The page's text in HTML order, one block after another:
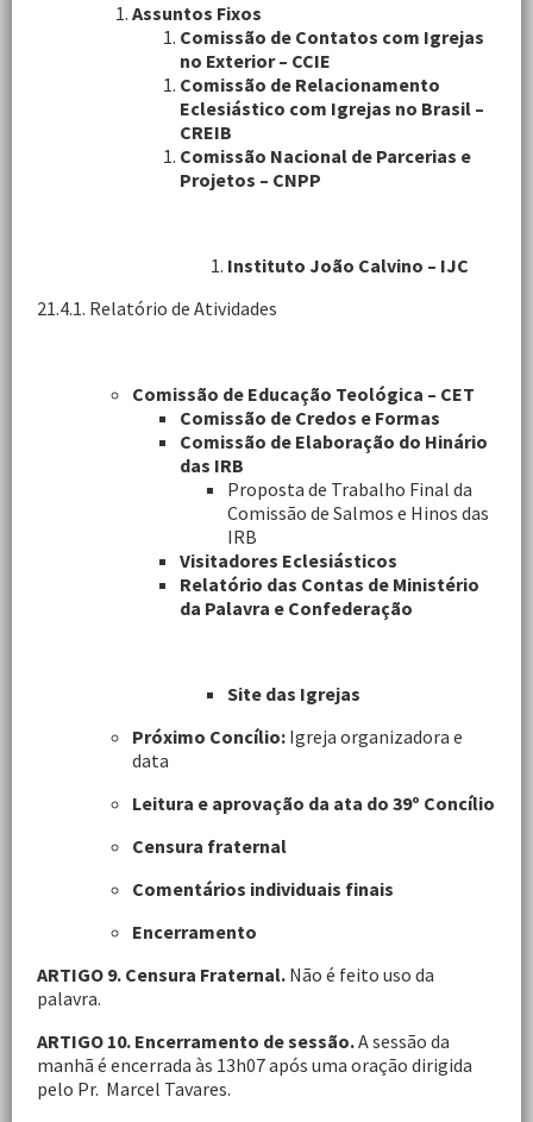
Assuntos Fixos
Comissão de Contatos com Igrejas
no Exterior – CCIE
Comissão de Relacionamento
Eclesiástico com Igrejas no Brasil –
CREIB
Comissão Nacional de Parcerias e
Projetos – CNPP
Instituto João Calvino – IJC
21.4.1. Relatório de Atividades
Comissão de Educação Teológica – CET
Comissão de Credos e Formas
Comissão de Elaboração do Hinário
das IRB
Proposta de Trabalho Final da
Comissão de Salmos e Hinos das
IRB
Visitadores Eclesiásticos
Relatório das Contas de Ministério
da Palavra e Confederação
Site das Igrejas
Próximo Concílio: Igreja organizadora e
data
Leitura e aprovação da ata do 39º Concílio
Censura fraternal
Comentários individuais finais
Encerramento
ARTIGO 9. Censura Fraternal. Não é feito uso da
palavra.
ARTIGO 10. Encerramento de sessão.A sessão da
manhã é encerrada às 13h07 após uma oração dirigida
pelo Pr. Marcel Tavares.